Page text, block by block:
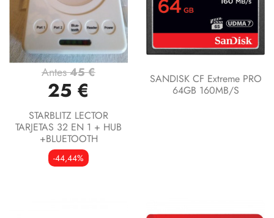
Antes45 €
25 €
STARBLITZ LECTOR
TARJETAS 32 EN 1 + HUB
+BLUETOOTH
-44,44%
SANDISK CF Extreme PRO
64GB 160MB/s